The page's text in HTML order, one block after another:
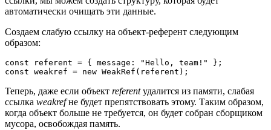
автоматически очищать эти данные.
Создаем слабую ссылку на объект-референт следующим
образом:
const referent = { message: "Hello, team!" };
const weakref = new WeakRef(referent);
Теперь, даже если объект referentудалится из памяти, слабая
ссылка weakrefне будет препятствовать этому. Таким образом,
когда объект больше не требуется, он будет собран сборщиком
мусора, освобождая память.